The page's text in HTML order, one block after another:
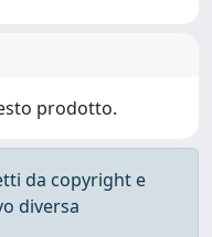
prodotto.
da copyright e
diversa